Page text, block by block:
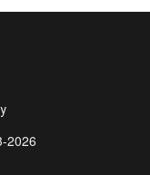
2026